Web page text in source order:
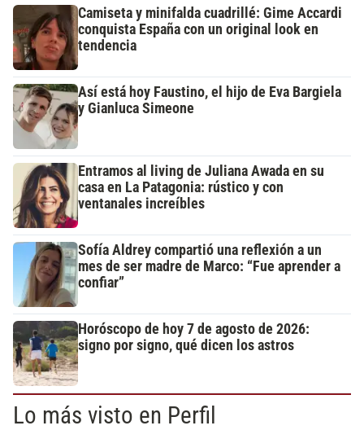
Camiseta y minifalda cuadrillé: Gime Accardi
conquista España con un original look en
tendencia
Así está hoy Faustino, el hijo de Eva Bargiela
y Gianluca Simeone
Entramos al living de Juliana Awada en su
casa en La Patagonia: rústico y con
ventanales increíbles
Sofía Aldrey compartió una reflexión a un
mes de ser madre de Marco: “Fue aprender a
confiar”
Horóscopo de hoy 7 de agosto de 2026:
signo por signo, qué dicen los astros
Lo más visto en Perfil